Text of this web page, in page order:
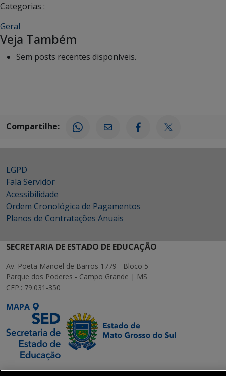
Categorias :
Geral
Veja Também
Sem posts recentes disponíveis.
Compartilhe:
LGPD
Fala Servidor
Acessibilidade
Ordem Cronológica de Pagamentos
Planos de Contratações Anuais
SECRETARIA DE ESTADO DE EDUCAÇÃO
Av. Poeta Manoel de Barros 1779 - Bloco 5
Parque dos Poderes - Campo Grande | MS
CEP.: 79.031-350
MAPA
SETDIG | Secretaria-